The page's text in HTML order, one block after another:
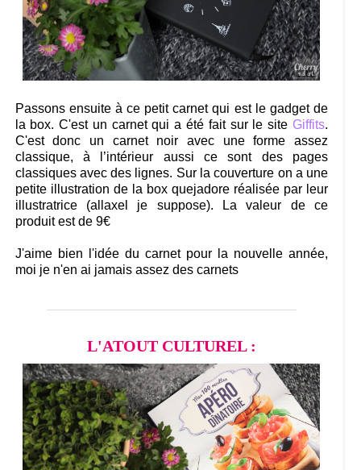
Passons ensuite à ce petit carnet qui est le gadget de
la box. C'est un carnet qui a été fait sur le site Giffits.
C'est donc un carnet noir avec une forme assez
classique, à l’intérieur aussi ce sont des pages
classiques avec des lignes. Sur la couverture on a une
petite illustration de la box quejadore réalisée par leur
illustratrice (allaxel je suppose). La valeur de ce
produit est de 9€
J'aime bien l'idée du carnet pour la nouvelle année,
moi je n'en ai jamais assez des carnets
L'ATOUT CULTUREL :